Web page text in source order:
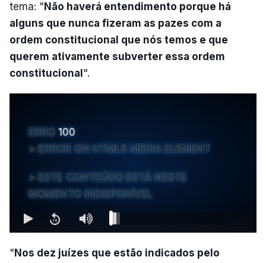
tema: " Não haverá entendimento porque há
alguns que nunca fizeram as pazes com a
ordem constitucional que nós temos e que
querem ativamente subverter essa ordem
constitucional ".
ERRO 100
ERROR ON HTML5 MEDIA ELEMENT
ESTE CONTEÚDO ESTÁ NESTE
MOMENTO INDISPONÍVEL
" Nos dez juízes que estão indicados pelo